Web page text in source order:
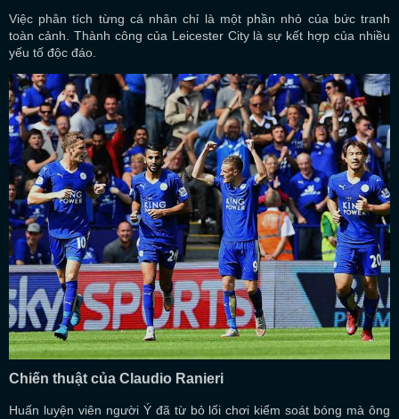
Việc phân tích từng cá nhân chỉ là một phần nhỏ của bức tranh
toàn cảnh. Thành công của Leicester City là sự kết hợp của nhiều
yếu tố độc đáo.
Chiến thuật của Claudio Ranieri
Huấn luyện viên người Ý đã từ bỏ lối chơi kiểm soát bóng mà ông